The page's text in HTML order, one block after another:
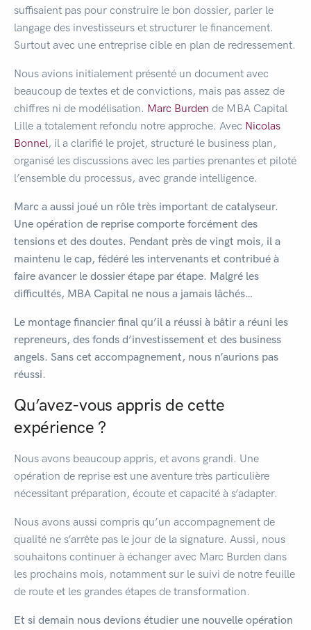
suffisaient pas pour construire le bon dossier, parler le
langage des investisseurs et structurer le financement.
Surtout avec une entreprise cible en plan de redressement.
Nous avions initialement présenté un document avec
beaucoup de textes et de convictions, mais pas assez de
chiffres ni de modélisation. Marc Burden de MBA Capital
Lille a totalement refondu notre approche. Avec Nicolas
Bonnel, il a clarifié le projet, structuré le business plan,
organisé les discussions avec les parties prenantes et piloté
l’ensemble du processus, avec grande intelligence.
Marc a aussi joué un rôle très important de catalyseur.
Une opération de reprise comporte forcément des
tensions et des doutes. Pendant près de vingt mois, il a
maintenu le cap, fédéré les intervenants et contribué à
faire avancer le dossier étape par étape. Malgré les
difficultés, MBA Capital ne nous a jamais lâchés…
Le montage financier final qu’il a réussi à bâtir a réuni les
repreneurs, des fonds d’investissement et des business
angels. Sans cet accompagnement, nous n’aurions pas
réussi.
Qu’avez-vous appris de cette
expérience ?
Nous avons beaucoup appris, et avons grandi. Une
opération de reprise est une aventure très particulière
nécessitant préparation, écoute et capacité à s’adapter.
Nous avons aussi compris qu’un accompagnement de
qualité ne s’arrête pas le jour de la signature. Aussi, nous
souhaitons continuer à échanger avec Marc Burden dans
les prochains mois, notamment sur le suivi de notre feuille
de route et les grandes étapes de transformation.
Et si demain nous devions étudier une nouvelle opération